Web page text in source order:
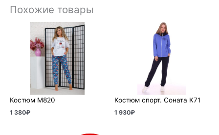
Похожие товары
Костюм М820
1 380₽
Костюм спорт. Соната К71
1 930₽